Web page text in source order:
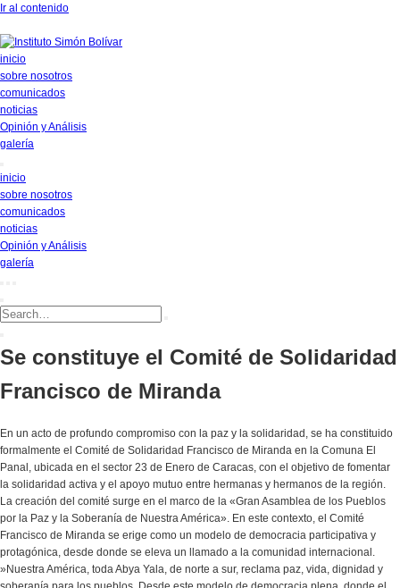
Ir al contenido
inicio
sobre nosotros
comunicados
noticias
Opinión y Análisis
galería
inicio
sobre nosotros
comunicados
noticias
Opinión y Análisis
galería
Se constituye el Comité de Solidaridad
Francisco de Miranda
En un acto de profundo compromiso con la paz y la solidaridad, se ha constituido
formalmente el Comité de Solidaridad Francisco de Miranda en la Comuna El
Panal, ubicada en el sector 23 de Enero de Caracas, con el objetivo de fomentar
la solidaridad activa y el apoyo mutuo entre hermanas y hermanos de la región.
La creación del comité surge en el marco de la «Gran Asamblea de los Pueblos
por la Paz y la Soberanía de Nuestra América». ​En este contexto, el Comité
Francisco de Miranda se erige como un modelo de democracia participativa y
protagónica, desde donde se eleva un llamado a la comunidad internacional.
​»Nuestra América, toda Abya Yala, de norte a sur, reclama paz, vida, dignidad y